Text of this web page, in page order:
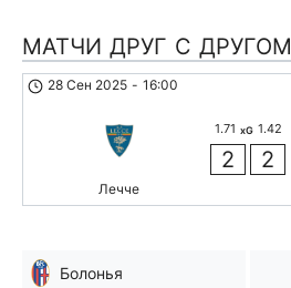
МАТЧИ ДРУГ С ДРУГОМ
28 Сен 2025 - 16:00
Лечче
1.71 xG 1.42
2 2
Болонья